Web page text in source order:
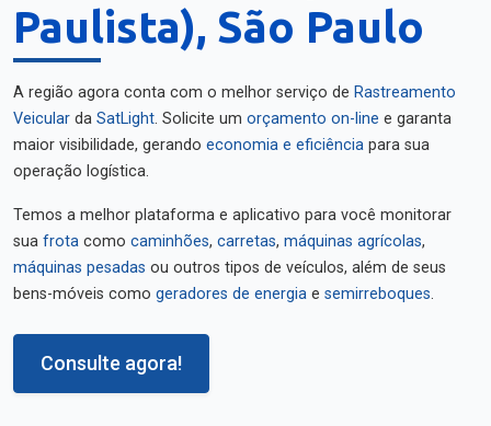
Paulista), São Paulo
A região agora conta com o melhor serviço de Rastreamento
Veicular da SatLight. Solicite um orçamento on-line e garanta
maior visibilidade, gerando economia e eficiência para sua
operação logística.
Temos a melhor plataforma e aplicativo para você monitorar
sua frota como caminhões, carretas, máquinas agrícolas,
máquinas pesadas ou outros tipos de veículos, além de seus
bens-móveis como geradores de energia e semirreboques.
Consulte agora!